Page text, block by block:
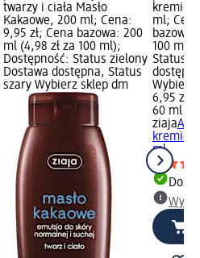
twarzy i ciała Masło
Kakaowe, 200 ml; Cena:
9,95 zł; Cena bazowa: 200
ml (4,98 zł za 100 ml);
Dostępność: Status zielony
Dostawa dostępna, Status
szary Wybierz sklep dm
kremie
ml;
bazowa:
100 ml);
Status
Wybierz
6,95 zł
60 ml
ziaja
kremie
ml